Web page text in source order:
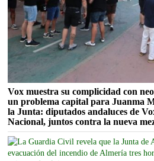
Vox muestra su complicidad con
un problema capital para Juanma
la Junta: diputados andaluces de
Nacional, juntos contra la nueva